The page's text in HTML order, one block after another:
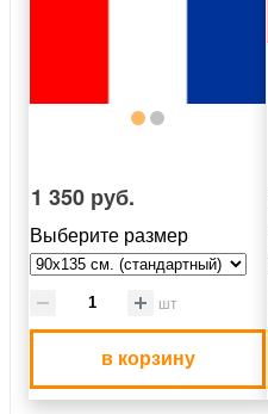
1 350 руб.
Выберите размер
шт
в корзину